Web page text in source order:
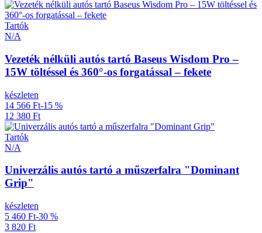
Tartók
N/A
Vezeték nélküli autós tartó Baseus Wisdom Pro –
15W töltéssel és 360°-os forgatással – fekete
készleten
14 566 Ft-15 %
12 380 Ft
Tartók
N/A
Univerzális autós tartó a műszerfalra "Dominant
Grip"
készleten
5 460 Ft-30 %
3 820 Ft